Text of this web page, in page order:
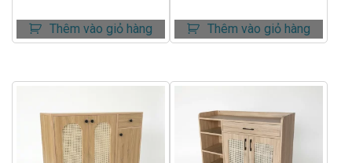
Thêm vào giỏ hàng Thêm vào giỏ hàng